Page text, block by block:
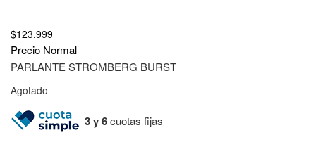
$123.999
Precio Normal
PARLANTE STROMBERG BURST
Agotado
3 y 6cuotas fijas